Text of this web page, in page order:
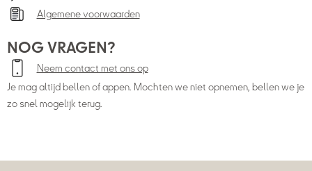
Algemene voorwaarden
NOG VRAGEN?
Neem contact met ons op
Je mag altijd bellen of appen. Mochten we niet opnemen, bellen we je
zo snel mogelijk terug.